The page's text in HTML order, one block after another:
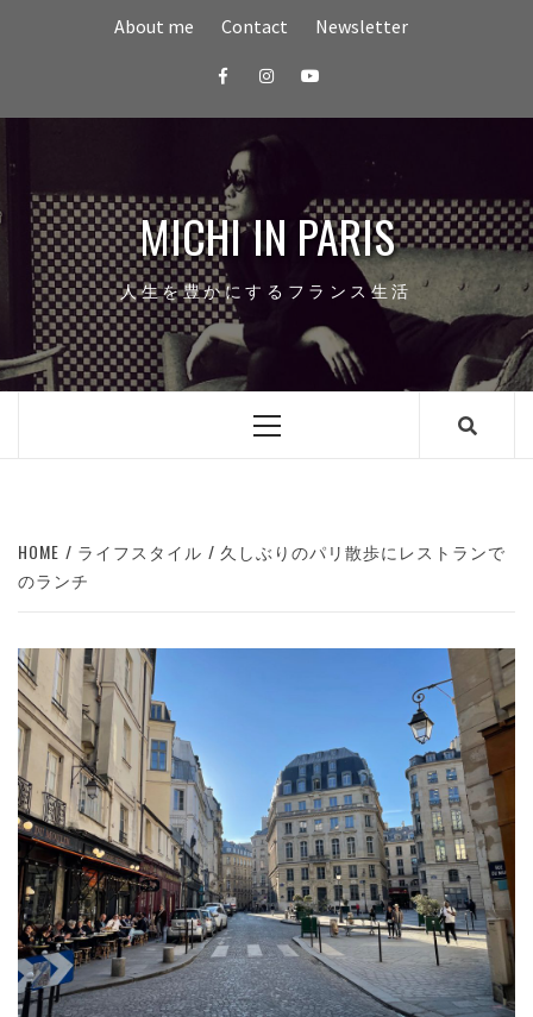
About me Contact Newsletter
FacebookInstagramyoutube
MICHI IN PARIS
人生を豊かにするフランス生活
Primary
HOME ライフスタイル
久しぶりのパリ散歩にレストランで
のランチ